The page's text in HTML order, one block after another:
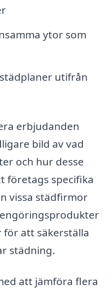
ytor som
utifrån
erbjudanden
bild av vad
och hur desse
företags specifika
vissa städfirmor
för att säkerställa
städning.
att jämföra flera